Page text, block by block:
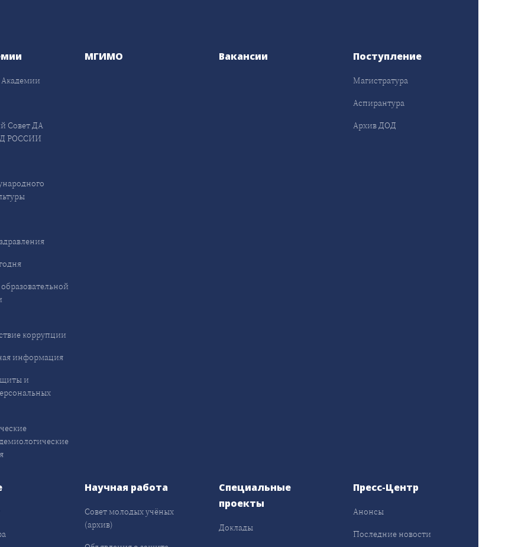
Академии
Совет ДА
РОССИИ
коррупции
информация
и
МГИМО Вакансии Поступление
Магистратура
Аспирантура
Архив ДОД
Научная работа
Совет молодых учёных
(архив)
Специальные
проекты
Доклады
Пресс-Центр
Анонсы
Последние новости